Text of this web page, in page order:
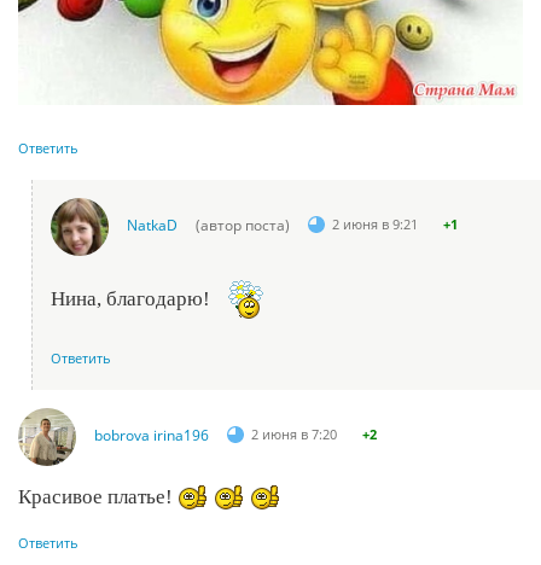
Ответить
NatkaD (автор поста) 2 июня в 9:21 +1
Нина, благодарю!
Ответить
bobrova irina196 2 июня в 7:20 +2
Красивое платье!
Ответить